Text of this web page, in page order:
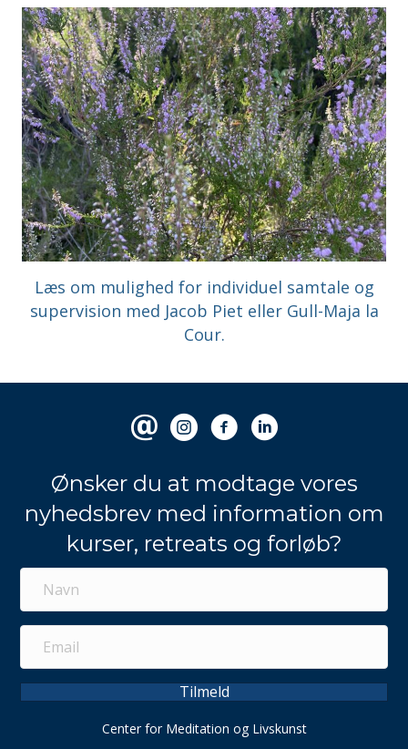
Læs om mulighed for individuel samtale og
supervision med Jacob Piet eller Gull-Maja la
Cour.
Ønsker du at modtage vores
nyhedsbrev med information om
kurser, retreats og forløb?
Tilmeld
Center for Meditation og Livskunst